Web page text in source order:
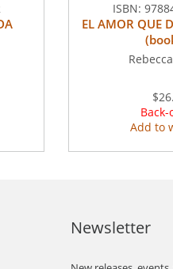
ISBN:
EL AMOR QUE
Add to
Newsletter